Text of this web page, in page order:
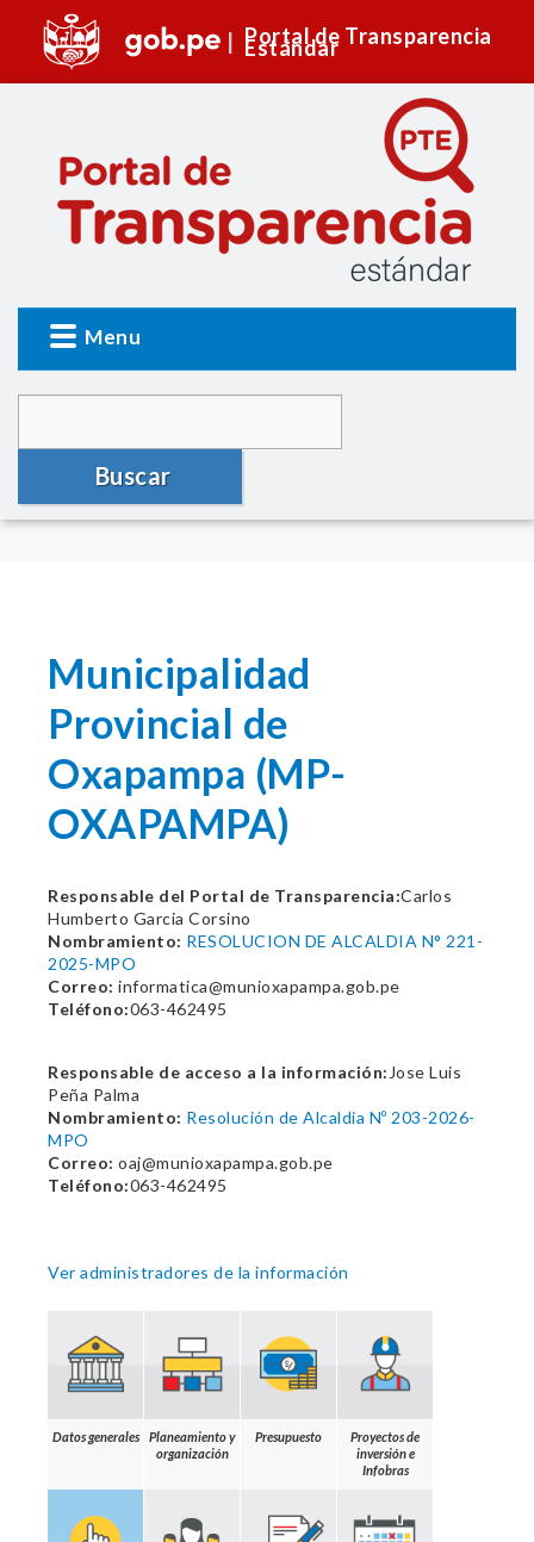
Portal de Transparencia
Estándar
Menu
Buscar
Municipalidad
Provincial de
Oxapampa (MP-
OXAPAMPA)
Responsable del Portal de Transparencia:Carlos
Humberto Garcia Corsino
Nombramiento: RESOLUCION DE ALCALDIA N° 221-
2025-MPO
Correo: informatica@munioxapampa.gob.pe
Teléfono:063-462495
Responsable de acceso a la información: Jose Luis
Peña Palma
Nombramiento: Resolución de Alcaldia Nº 203-2026-
MPO
Correo: oaj@munioxapampa.gob.pe
Teléfono:063-462495
Ver administradores de la información
Datos generales
Planeamiento y
organización
Presupuesto
Proyectos de
inversión e
Infobras